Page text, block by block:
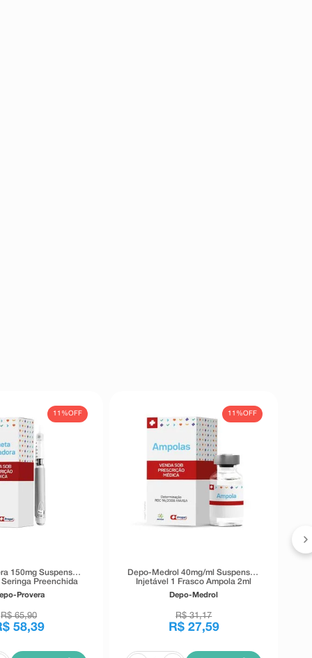
11%OFF
150mg Suspensão
Seringa Preenchida
1ml
Provera
R$ 65,90
58,39
11%OFF
Depo-Medrol 40mg/ml Suspensão
Injetável 1 Frasco Ampola 2ml
Depo-Medrol
R$ 31,17
R$ 27,59